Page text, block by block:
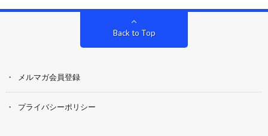
Back to Top
メルマガ会員登録
プライバシーポリシー